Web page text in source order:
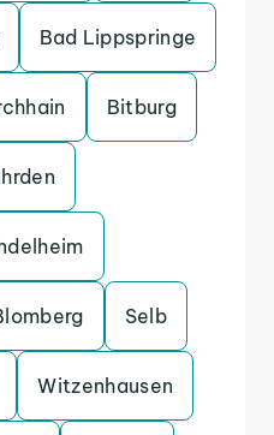
Bad Lippspringe
Bitburg
Selb
Witzenhausen